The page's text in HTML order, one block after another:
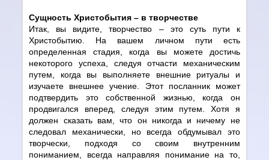
Сущность Христобытия – в творчестве
Итак, вы видите, творчество – это суть пути к
Христобытию. На вашем личном пути есть
определенная стадия, когда вы можете достичь
некоторого успеха, следуя отчасти механическим
путем, когда вы выполняете внешние ритуалы и
изучаете внешнее учение. Этот посланник может
подтвердить это собственной жизнью, когда он
продвигался вперед, следуя этим путем. Хотя я
должен сказать вам, что он никогда и ничему не
следовал механически, но всегда обдумывал это
творчески, подходя со своим внутренним
пониманием, всегда направляя понимание на то,